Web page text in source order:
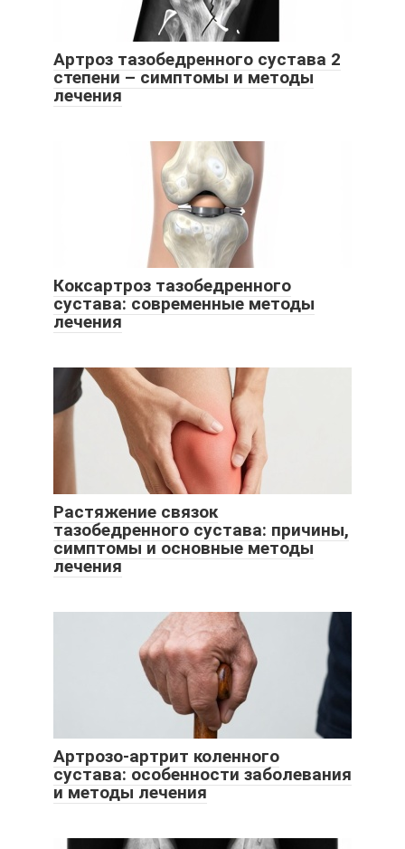
Артроз тазобедренного сустава 2
степени – симптомы и методы
лечения
Коксартроз тазобедренного
сустава: современные методы
лечения
Растяжение связок
тазобедренного сустава: причины,
симптомы и основные методы
лечения
Артрозо-артрит коленного
сустава: особенности заболевания
и методы лечения